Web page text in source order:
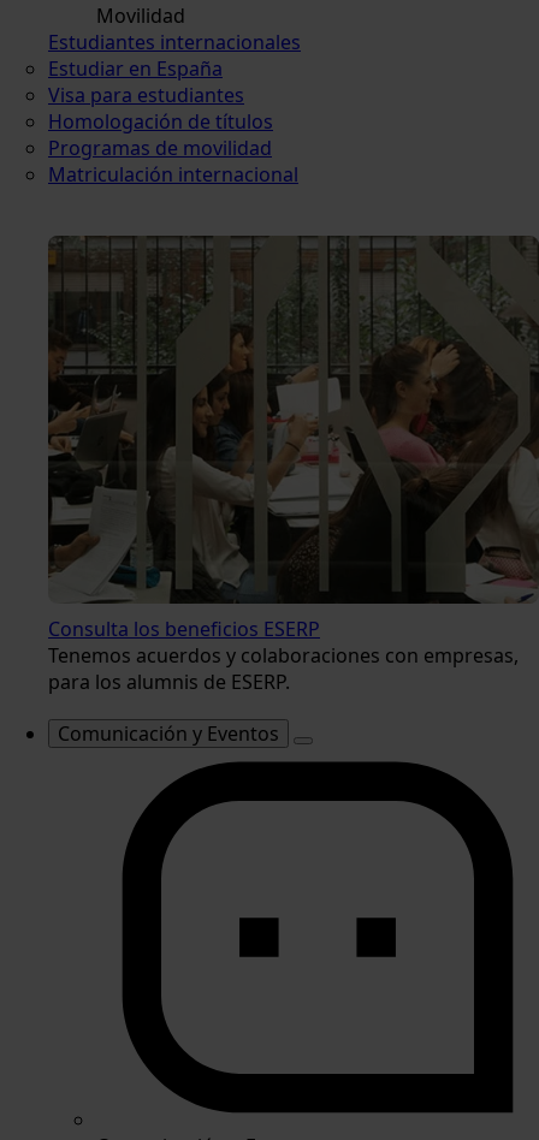
Movilidad
Estudiantes internacionales
Estudiar en España
Visa para estudiantes
Homologación de títulos
Programas de movilidad
Matriculación internacional
Consulta los beneficios ESERP
Tenemos acuerdos y colaboraciones con empresas,
para los alumnis de ESERP.
Comunicación y Eventos